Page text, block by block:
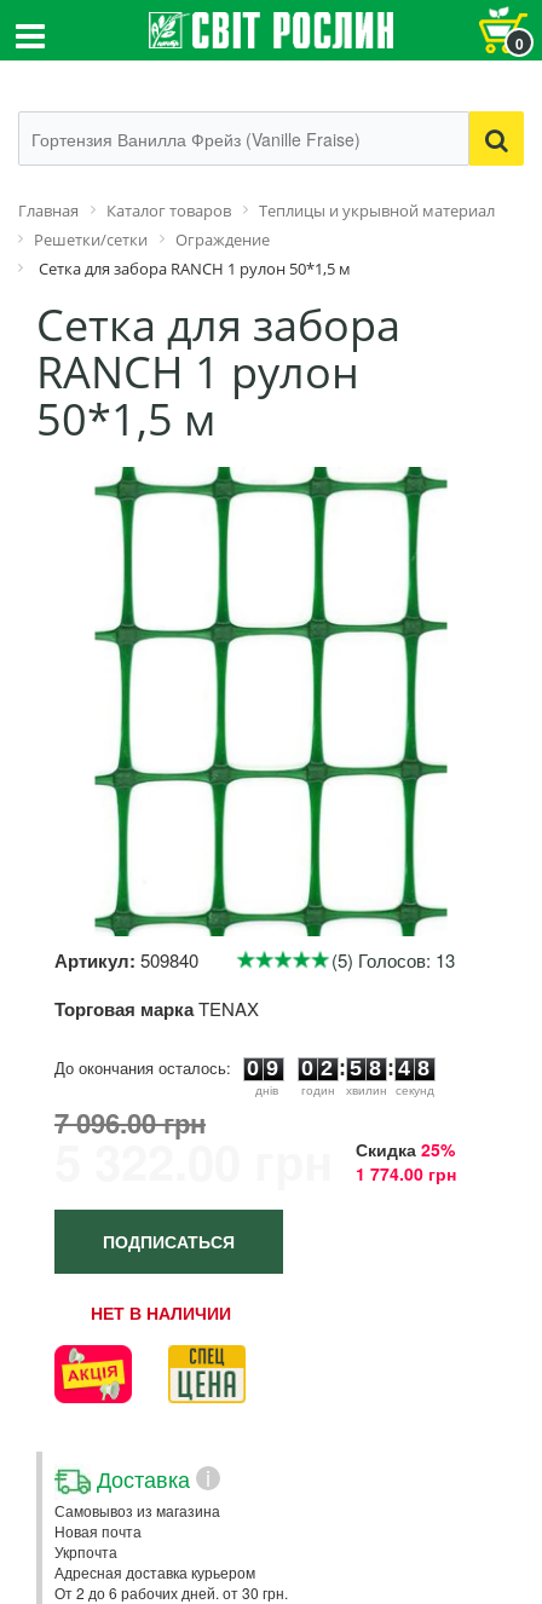
0
Главная Каталог товаров
Теплицы и укрывной материал
Решетки/сетки
Ограждение
Сетка для забора RANCH 1 рулон 50*1,5 м
Сетка для забора
RANCH 1 рулон
50*1,5 м
Артикул: 509840 (5) Голосов: 13
Торговая маркаTENAX
До окончания осталось:
0 9
днiв
0 2
годин
: 5 8
хвилин
: 4 8
секунд
7 096.00 грн
5 322.00 грн Скидка 25%
1 774.00 грн
ПОДПИСАТЬСЯ
НЕТ В НАЛИЧИИ
Доставка i
Самовывоз из магазина
Новая почта
Укрпочта
Адресная доставка курьером
От 2 до 6 рабочих дней. от 30 грн.